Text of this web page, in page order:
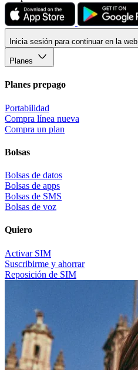
Inicia sesión para continuar en la web
Planes
Planes prepago
Portabilidad
Compra línea nueva
Compra un plan
Bolsas
Bolsas de datos
Bolsas de apps
Bolsas de SMS
Bolsas de voz
Quiero
Activar SIM
Suscribirme y ahorrar
Reposición de SIM